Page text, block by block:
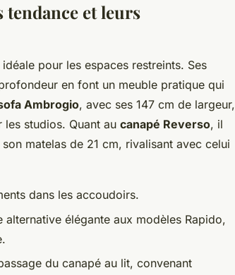
tendance et leurs
pour les espaces restreints. Ses
en font un meuble pratique qui
Ambrogio, avec ses 147 cm de largeur,
studios. Quant au canapé Reverso, il
matelas de 21 cm, rivalisant avec celui
dans les accoudoirs.
élégante aux modèles Rapido,
du canapé au lit, convenant